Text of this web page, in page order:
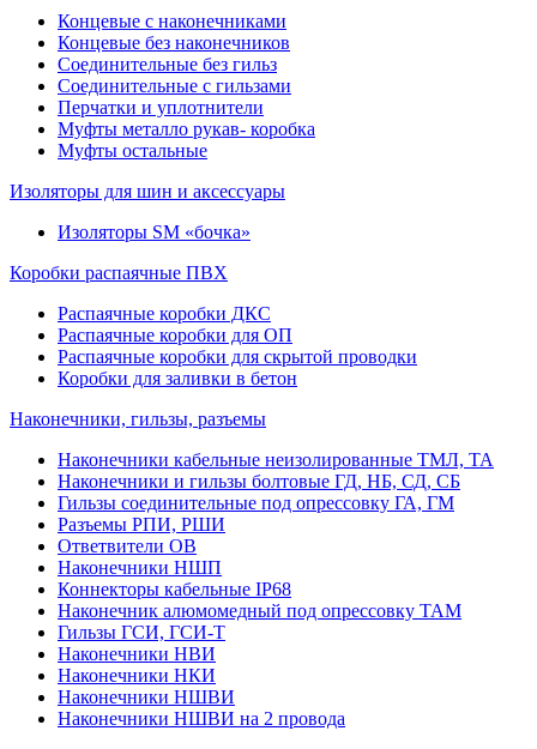
Концевые с наконечниками
Концевые без наконечников
Соединительные без гильз
Соединительные с гильзами
Перчатки и уплотнители
Муфты металло рукав- коробка
Муфты остальные
Изоляторы для шин и аксессуары
Изоляторы SM «бочка»
Коробки распаячные ПВХ
Распаячные коробки ДКС
Распаячные коробки для ОП
Распаячные коробки для скрытой проводки
Коробки для заливки в бетон
Наконечники, гильзы, разъемы
Наконечники кабельные неизолированные ТМЛ, ТА
Наконечники и гильзы болтовые ГД, НБ, СД, СБ
Гильзы соединительные под опрессовку ГА, ГМ
Разъемы РПИ, РШИ
Ответвители ОВ
Наконечники НШП
Коннекторы кабельные IP68
Наконечник алюмомедный под опрессовку ТАМ
Гильзы ГСИ, ГСИ-Т
Наконечники НВИ
Наконечники НКИ
Наконечники НШВИ
Наконечники НШВИ на 2 провода